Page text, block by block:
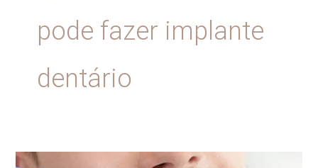
pode fazer implante
dentário
Posso